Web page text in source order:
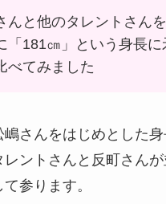
んと他のタレントさん
「181㎝」という身長に
べてみました
嶋さんをはじめとした
レントさんと反町さん
参ります。